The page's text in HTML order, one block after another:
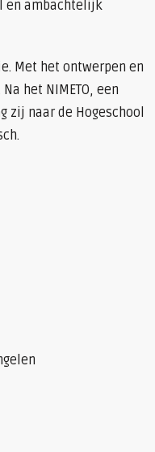
en ambachtelijk
Met het ontwerpen en
het NIMETO, een
zij naar de Hogeschool